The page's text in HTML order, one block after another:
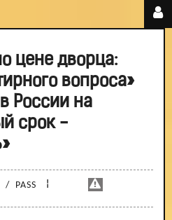
цене дворца:
вопроса»
России на
срок -
/ PASS ¦